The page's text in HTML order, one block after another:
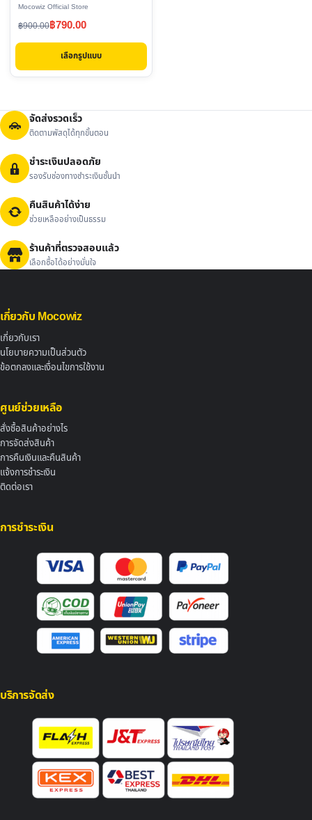
Mocowiz Official Store
฿900.00
Original
price
฿900.00.
฿790.00
Current
price
฿790.00.
เลือกรูปแบบ
on
the
page
จัดส่งรวดเร็ว
ติดตามพัสดุได้ทุกขั้นตอน
ชำระเงินปลอดภัย
รองรับช่องทางชำระเงินชั้นนำ
คืนสินค้าได้ง่าย
ช่วยเหลืออย่างเป็นธรรม
ร้านค้าที่ตรวจสอบแล้ว
เลือกซื้อได้อย่างมั่นใจ
เกี่ยวกับ Mocowiz
เกี่ยวกับเรา
นโยบายความเป็นส่วนตัว
ข้อตกลงและเงื่อนไขการใช้งาน
ศูนย์ช่วยเหลือ
สั่งซื้อสินค้าอย่างไร
การจัดส่งสินค้า
การคืนเงินและคืนสินค้า
แจ้งการชำระเงิน
ติดต่อเรา
การชำระเงิน
บริการจัดส่ง